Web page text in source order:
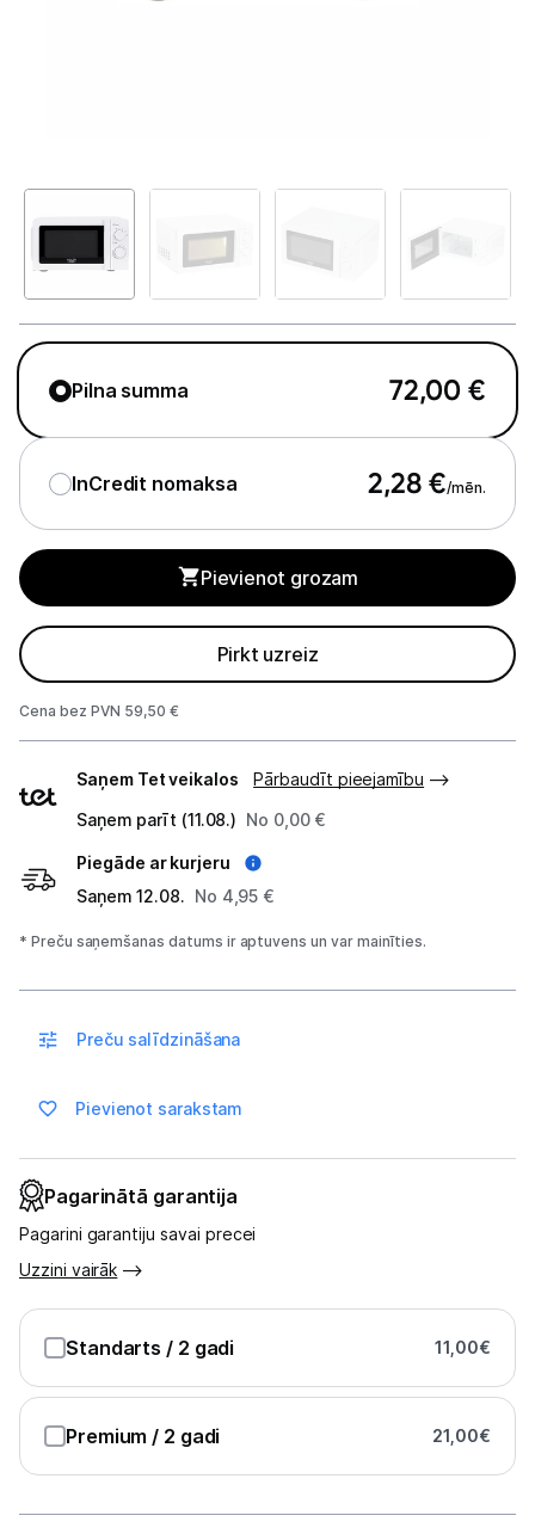
Iebūvējamā tehnika
Kafijas pagatavošana
Mazā virtuves tehnika
Mikroviļņu krāsnis
Tējkannas
Blenderi
Virtuves kombaini
Tosteri
Augļu žāvētāji
Virtuves svari
Ūdens gāzēšanas aparāti
Mazās cepeškrāsnis
Mazās plītis
Ledus un saldējuma mašīnas
Pilna summa 72,00 €
InCredit nomaksa 2,28 €/mēn.
Pievienot grozam
Pirkt uzreiz
Cena bez PVN 59,50 €
veidi
Saņem Tet veikalos
Pārbaudīt pieejamību
Saņem parīt (11.08.) No 0,00 €
Piegāde ar kurjeru
Saņem 12.08. No 4,95 €
* Preču saņemšanas datums ir aptuvens un var mainīties.
Preču salīdzināšana
Pievienot sarakstam
Pagarinātā garantija
Pagarini garantiju savai precei
Uzzini vairāk
Standarts / 2 gadi 11,00€
Premium / 2 gadi 21,00€